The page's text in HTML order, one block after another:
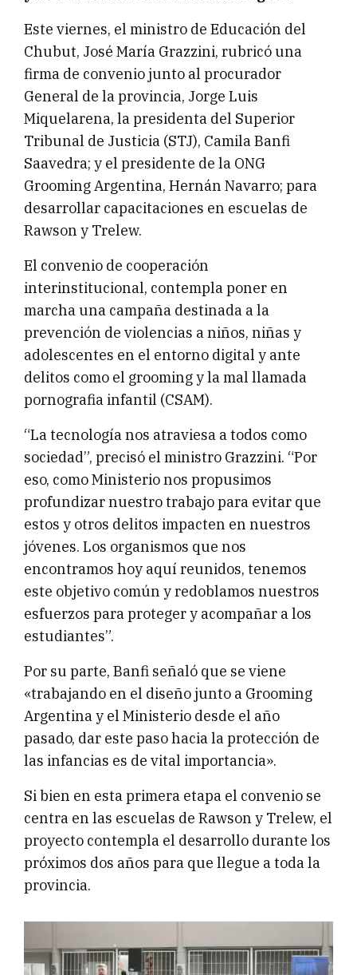
Este viernes, el ministro de Educación del
Chubut, José María Grazzini, rubricó una
firma de convenio junto al procurador
General de la provincia, Jorge Luis
Miquelarena, la presidenta del Superior
Tribunal de Justicia (STJ), Camila Banfi
Saavedra; y el presidente de la ONG
Grooming Argentina, Hernán Navarro; para
desarrollar capacitaciones en escuelas de
Rawson y Trelew.
El convenio de cooperación
interinstitucional, contempla poner en
marcha una campaña destinada a la
prevención de violencias a niños, niñas y
adolescentes en el entorno digital y ante
delitos como el grooming y la mal llamada
pornografia infantil (CSAM).
“La tecnología nos atraviesa a todos como
sociedad”, precisó el ministro Grazzini. “Por
eso, como Ministerio nos propusimos
profundizar nuestro trabajo para evitar que
estos y otros delitos impacten en nuestros
jóvenes. Los organismos que nos
encontramos hoy aquí reunidos, tenemos
este objetivo común y redoblamos nuestros
esfuerzos para proteger y acompañar a los
estudiantes”.
Por su parte, Banfi señaló que se viene
«trabajando en el diseño junto a Grooming
Argentina y el Ministerio desde el año
pasado, dar este paso hacia la protección de
las infancias es de vital importancia».
Si bien en esta primera etapa el convenio se
centra en las escuelas de Rawson y Trelew, el
proyecto contempla el desarrollo durante los
próximos dos años para que llegue a toda la
provincia.